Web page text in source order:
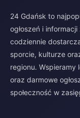
24 Gdańsk to
ogłoszeń i
codziennie
sporcie, kulturze
regionu. Wspieramy
oraz darmowe
społeczność w